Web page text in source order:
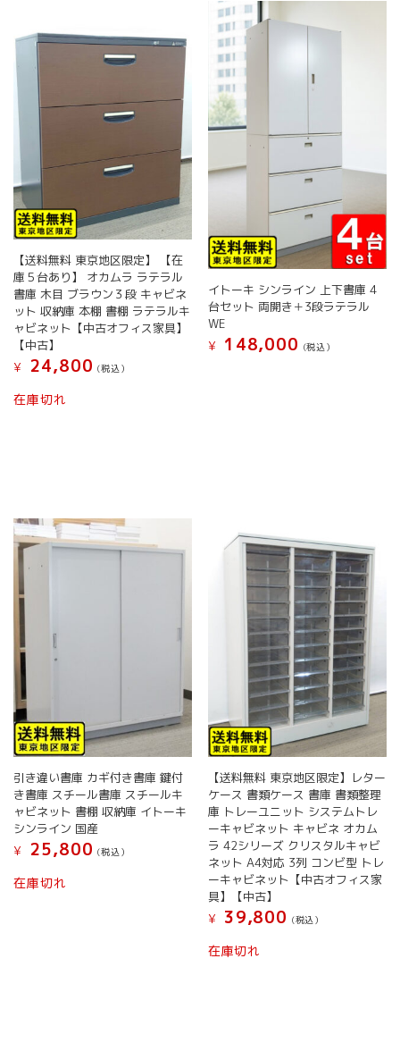
【送料無料 東京地区限定】 【在
庫５台あり】 オカムラ ラテラル
書庫 木目 ブラウン３段 キャビネ
ット 収納庫 本棚 書棚 ラテラルキ
ャビネット【中古オフィス家具】
【中古】
¥
24,800 (税込）
在庫切れ
イトーキ シンライン 上下書庫 4
台セット 両開き＋3段ラテラル
WE
¥
148,000 (税込）
引き違い書庫 カギ付き書庫 鍵付
き書庫 スチール書庫 スチールキ
ャビネット 書棚 収納庫 イトーキ
シンライン 国産
¥
25,800 (税込）
在庫切れ
【送料無料 東京地区限定】レター
ケース 書類ケース 書庫 書類整理
庫 トレーユニット システムトレ
ーキャビネット キャビネ オカム
ラ 42シリーズ クリスタルキャビ
ネット A4対応 3列 コンビ型 トレ
ーキャビネット【中古オフィス家
具】【中古】
¥
39,800 (税込）
在庫切れ